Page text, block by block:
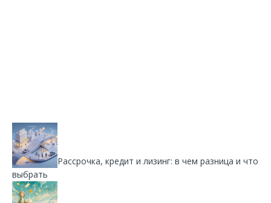
Рассрочка, кредит и лизинг: в чем разница и что
выбрать